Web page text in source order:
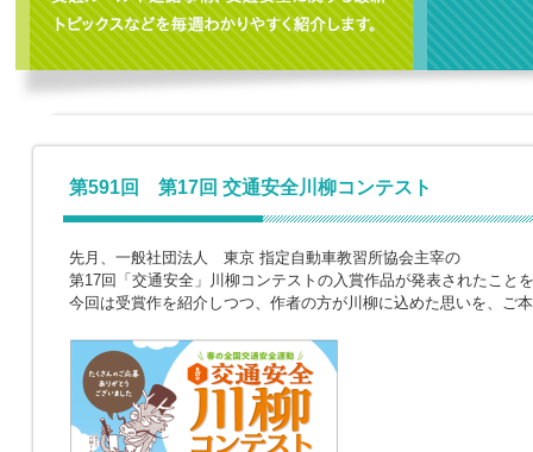
第591回 第17回 交通安全川柳コンテスト
先月、一般社団法人 東京 指定自動車教習所協会主宰の
第17回「交通安全」川柳コンテストの入賞作品が発表されたこと
今回は受賞作を紹介しつつ、作者の方が川柳に込めた思いを、ご